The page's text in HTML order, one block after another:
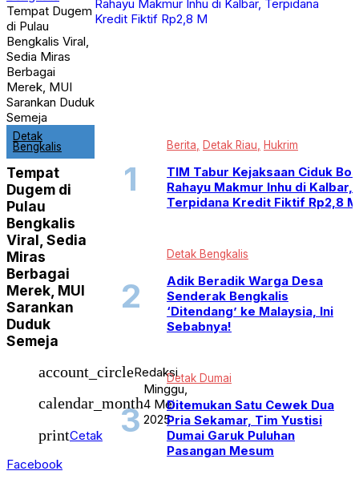
Recent News
Selebriti
TOP STORIES
Trending
Trending News
VIRAL
Tempat Dugem
di Pulau
Bengkalis Viral,
Sedia Miras
Berbagai
Merek, MUI
Sarankan Duduk
Semeja
Detak
Bengkalis
Tempat
Dugem di
Pulau
Bengkalis
Viral, Sedia
Miras
Berbagai
Merek, MUI
Sarankan
Duduk
Semeja
account_circleRedaksi
calendar_month
Minggu,
4 Mei
2025
printCetak
Facebook
Berita Detak Riau Hukrim
TIM Tabur Kejaksaan Ciduk
Rahayu Makmur Inhu di Kalbar,
Terpidana Kredit Fiktif Rp2,8 M
Detak Bengkalis
Adik Beradik Warga Desa
Senderak Bengkalis
‘Ditendang’ ke Malaysia, Ini
Sebabnya!
Detak Dumai
Ditemukan Satu Cewek Dua
Pria Sekamar, Tim Yustisi
Dumai Garuk Puluhan
Pasangan Mesum